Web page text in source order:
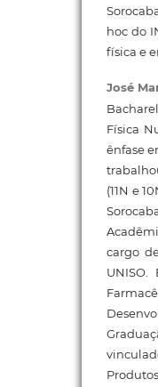
hoc do
física e
José
Física
ênfase
(11N e
cargo